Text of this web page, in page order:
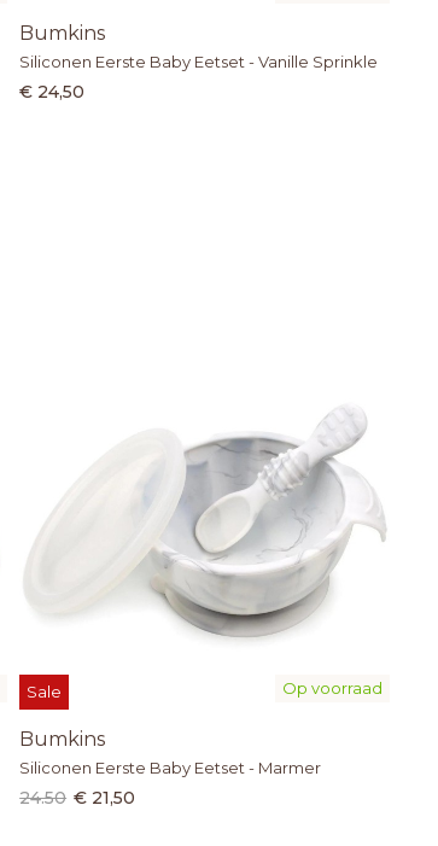
Bumkins
Siliconen Eerste Baby Eetset - Vanille Sprinkle
€ 24,50
Op voorraad
Sale
Bumkins
Siliconen Eerste Baby Eetset - Marmer
24.50 € 21,50